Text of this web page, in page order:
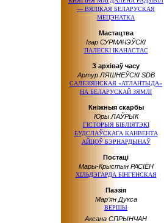
— ВЯЛІКАЯ БЕЛАРУСКАЯ
МЕЦЭНАТКА
Мастацтва
Ігар СУРМАЧЭЎСКІ
ПАЛЕСКІ ІКАНАСТАС
З архіваў часу
Артур ЛЯШНЕЎСКІ SDB
САЛЕЗІЯНСКАЯ «АТЛАНТЫДА»
НА БЕЛАРУСКАЙ ЗЯМЛІ
Кніжныя скарбы
Юры ЛАЎРЫК
ГІСТОРЫЯ БІБЛІЯТЭКІ
БУДСЛАЎСКАГА КАНВЕНТА
АЙЦОЎ БЭРНАРДЫНАЎ
Постаці
Мары-Крыстын РАСІЁН
ХІЛЬДЭГАРДА БІНГЕНСКАЯ
Паэзія
Мар’ян Дукса
ВЕРШЫ
Аксана СПРЫНЧАН